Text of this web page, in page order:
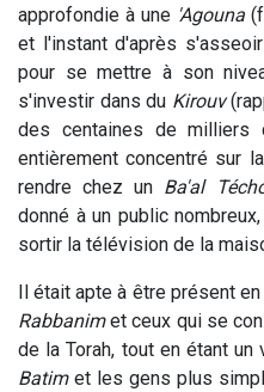
approfondie à une 'Agouna
et l'instant d'après
pour se mettre à son
s'investir dans du Kirouv
des centaines de milliers
entièrement concentré sur la
rendre chez un Ba'al
donné à un public
sortir la télévision de la
Il était apte à être présent
Rabbanimet ceux qui se
de la Torah, tout en étant
Batimet les gens plus